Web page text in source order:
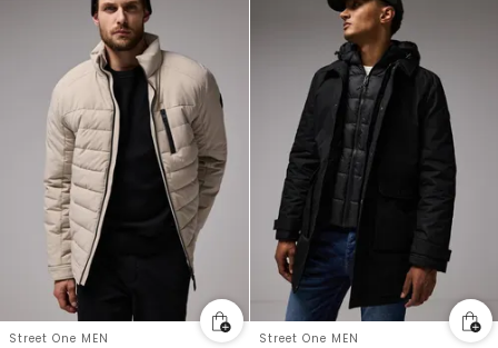
Street One MEN Street One MEN